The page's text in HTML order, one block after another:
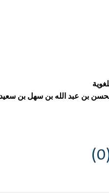
بن عبد الله بن سهل بن سعيد